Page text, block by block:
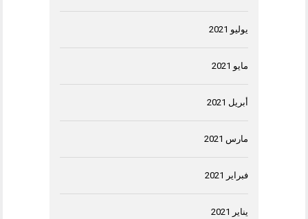
يوليو 2021
مايو 2021
أبريل 2021
مارس 2021
فبراير 2021
يناير 2021